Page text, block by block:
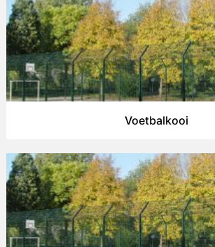
Voetbalkooi